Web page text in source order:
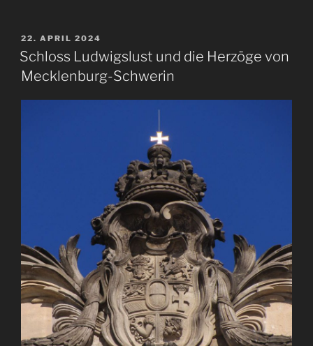
VERÖFFENTLICHT
AM
22. APRIL 2024
Schloss Ludwigslust und die Herzöge von
Mecklenburg-Schwerin